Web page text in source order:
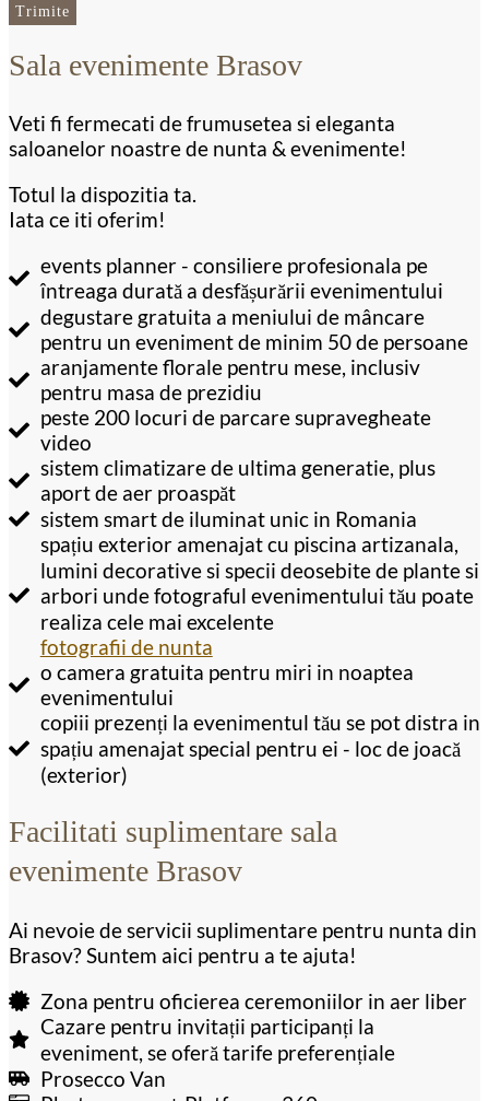
Sala evenimente Brasov
Veti fi fermecati de frumusetea si eleganta
saloanelor noastre de nunta & evenimente!
Totul la dispozitia ta.
Iata ce iti oferim!
events planner - consiliere profesionala pe
întreaga durată a desfășurării evenimentului
degustare gratuita a meniului de mâncare
pentru un eveniment de minim 50 de persoane
aranjamente florale pentru mese, inclusiv
pentru masa de prezidiu
peste 200 locuri de parcare supravegheate
video
sistem climatizare de ultima generatie, plus
aport de aer proaspăt
sistem smart de iluminat unic in Romania
spațiu exterior amenajat cu piscina artizanala,
lumini decorative si specii deosebite de plante si
arbori unde fotograful evenimentului tău poate
realiza cele mai excelente
fotografii de nunta
o camera gratuita pentru miri in noaptea
evenimentului
copiii prezenți la evenimentul tău se pot distra in
spațiu amenajat special pentru ei - loc de joacă
(exterior)
Facilitati suplimentare sala
evenimente Brasov
Ai nevoie de servicii suplimentare pentru nunta din
Brasov? Suntem aici pentru a te ajuta!
Zona pentru oficierea ceremoniilor in aer liber
Cazare pentru invitații participanți la
eveniment, se oferă tarife preferențiale
Prosecco Van